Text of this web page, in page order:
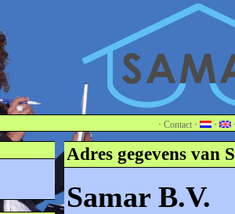
· Contact · ·
Adres gegevens van
Samar B.V.